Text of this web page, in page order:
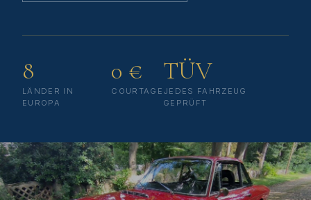
8
LÄNDER IN
EUROPA
0 €
COURTAGE
TÜV
JEDES FAHRZEUG
GEPRÜFT